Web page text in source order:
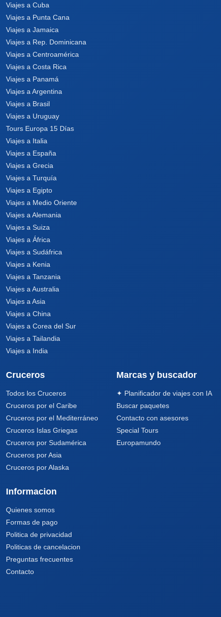
Viajes a Cuba
Viajes a Punta Cana
Viajes a Jamaica
Viajes a Rep. Dominicana
Viajes a Centroamérica
Viajes a Costa Rica
Viajes a Panamá
Viajes a Argentina
Viajes a Brasil
Viajes a Uruguay
Tours Europa 15 Días
Viajes a Italia
Viajes a España
Viajes a Grecia
Viajes a Turquía
Viajes a Egipto
Viajes a Medio Oriente
Viajes a Alemania
Viajes a Suiza
Viajes a África
Viajes a Sudáfrica
Viajes a Kenia
Viajes a Tanzania
Viajes a Australia
Viajes a Asia
Viajes a China
Viajes a Corea del Sur
Viajes a Tailandia
Viajes a India
Cruceros
Todos los Cruceros
Cruceros por el Caribe
Cruceros por el Mediterráneo
Cruceros Islas Griegas
Cruceros por Sudamérica
Cruceros por Asia
Cruceros por Alaska
Marcas y buscador
✦ Planificador de viajes con IA
Buscar paquetes
Contacto con asesores
Special Tours
Europamundo
Informacion
Quienes somos
Formas de pago
Politica de privacidad
Politicas de cancelacion
Preguntas frecuentes
Contacto